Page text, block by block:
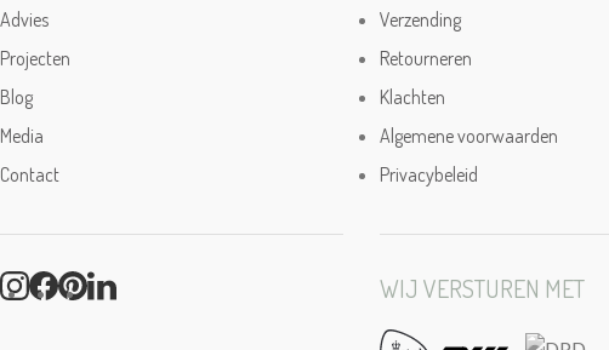
Advies
Projecten
Blog
Media
Contact
Verzending
Retourneren
Klachten
Algemene voorwaarden
Privacybeleid
WIJ VERSTUREN MET